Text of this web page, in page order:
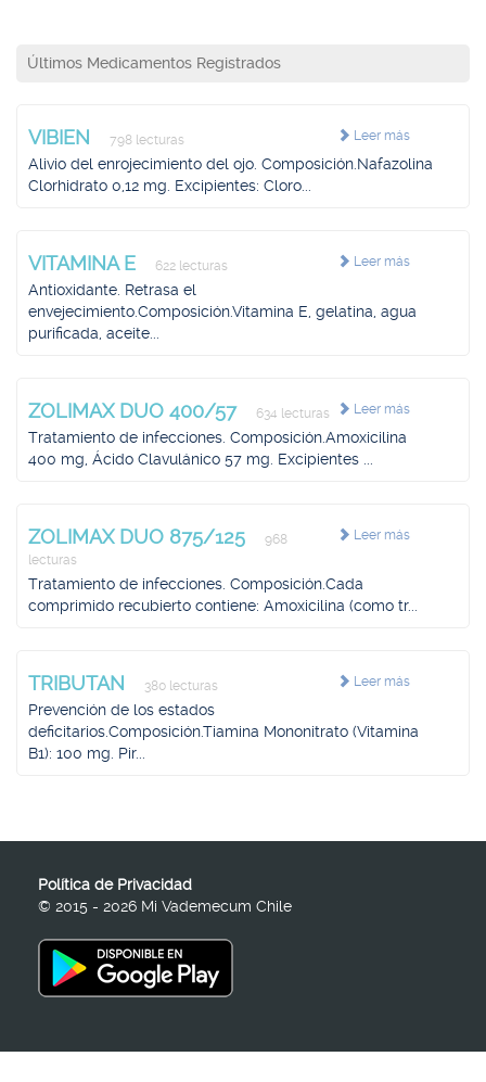
Últimos Medicamentos Registrados
Leer más
VIBIEN 798 lecturas
Alivio del enrojecimiento del ojo. Composición.Nafazolina
Clorhidrato 0,12 mg. Excipientes: Cloro...
Leer más
VITAMINA E 622 lecturas
Antioxidante. Retrasa el
envejecimiento.Composición.Vitamina E, gelatina, agua
purificada, aceite...
Leer más
ZOLIMAX DUO 400/57 634 lecturas
Tratamiento de infecciones. Composición.Amoxicilina
400 mg, Ácido Clavulánico 57 mg. Excipientes ...
Leer más
ZOLIMAX DUO 875/125
968
lecturas
Tratamiento de infecciones. Composición.Cada
comprimido recubierto contiene: Amoxicilina (como tr...
Leer más
TRIBUTAN 380 lecturas
Prevención de los estados
deficitarios.Composición.Tiamina Mononitrato (Vitamina
B1): 100 mg. Pir...
Política de Privacidad
© 2015 - 2026 Mi Vademecum Chile